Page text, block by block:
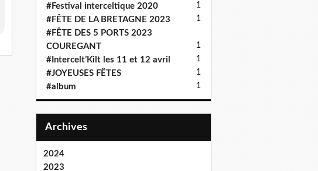
#Festival interceltique 2020 1
#FÊTE DE LA BRETAGNE 2023 1
#FÊTE DES 5 PORTS 2023
COUREGANT
1
#Intercelt’Kilt les 11 et 12 avril 1
#JOYEUSES FÊTES 1
#album 1
Archives
2024
2023